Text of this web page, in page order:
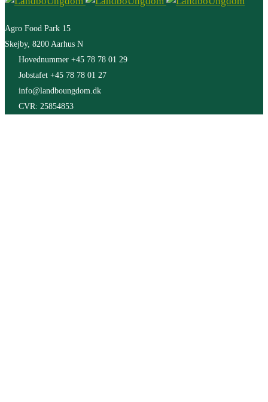
Agro Food Park 15
Skejby, 8200 Aarhus N
Hovednummer +45 78 78 01 29
Jobstafet +45 78 78 01 27
info@landboungdom.dk
CVR: 25854853